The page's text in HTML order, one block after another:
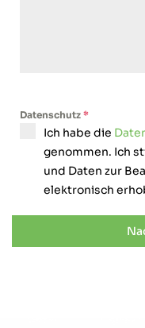
Datenschutz *
Ich habe die
genommen. Ich
und Daten zur
elektronisch